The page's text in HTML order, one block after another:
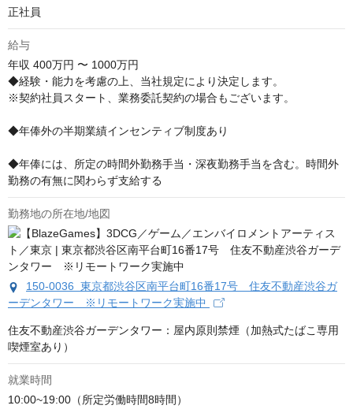
正社員
給与
年収 400万円 〜 1000万円
◆経験・能力を考慮の上、当社規定により決定します。
※契約社員スタート、業務委託契約の場合もございます。
◆年俸外の半期業績インセンティブ制度あり
◆年俸には、所定の時間外勤務手当・深夜勤務手当を含む。時間外
勤務の有無に関わらず支給する
勤務地の所在地/地図
150-0036 東京都渋谷区南平台町16番17号 住友不動産渋谷ガ
ーデンタワー ※リモートワーク実施中
住友不動産渋谷ガーデンタワー：屋内原則禁煙（加熱式たばこ専用
喫煙室あり）
就業時間
10:00~19:00（所定労働時間8時間）